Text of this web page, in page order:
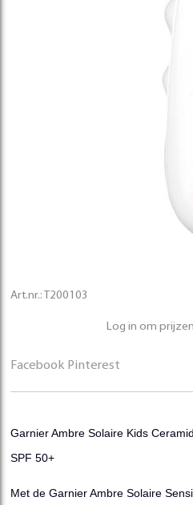
Art.nr.: T200103
Log in om
Facebook Pinterest
Garnier Ambre Solaire Kids
SPF 50+
Met de Garnier Ambre Solaire